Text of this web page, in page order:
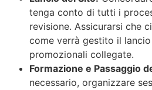
tenga conto di tutti i
revisione. Assicurarsi che
come verrà gestito il
promozionali collegate.
Formazione e Passaggio
necessario, organizzare